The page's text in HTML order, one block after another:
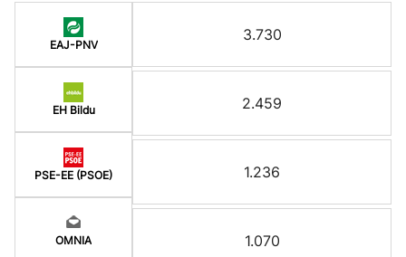
EAJ-PNV
EH Bildu
PSE-EE (PSOE)
OMNIA
3.730
2.459
1.236
1.070